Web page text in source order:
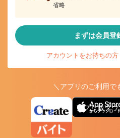
省略
まずは会員登
アカウントをお持ちの
＼アプリのご利用で
アプリ版ダ